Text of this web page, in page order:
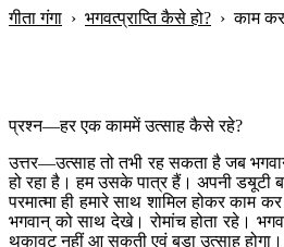
गीता गंगा › भगवत्प्राप्ति कैसे हो? ›काम
प्रश्न—हर एक काममें उत्साह कैसे रहे?
उत्तर—उत्साह तो तभी रह सकता है जब
हो रहा है। हम उसके पात्र हैं। अपनी डॺूटी
परमात्मा ही हमारे साथ शामिल होकर
भगवान् को साथ देखे। रोमांच होता रहे।
थकावट नहीं आ सकती एवं बड़ा उत्साह